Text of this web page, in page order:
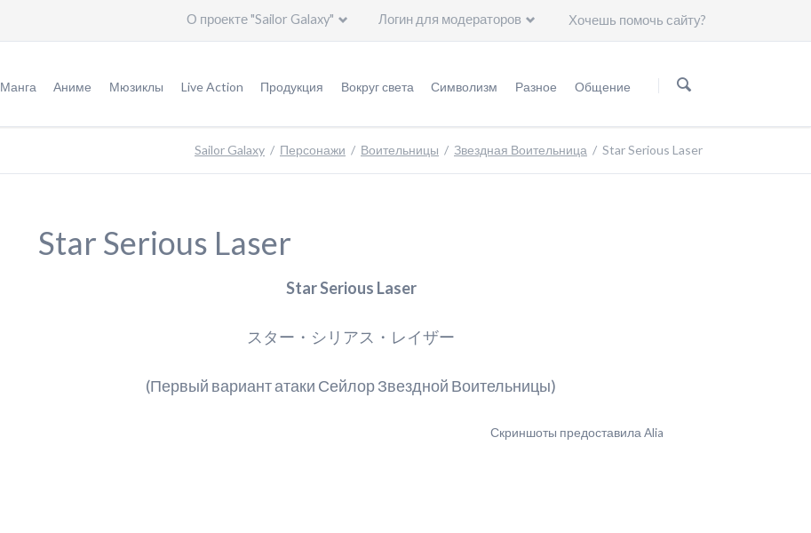
Хочешь помочь сайту?
Логин для модераторов
О проекте "Sailor Galaxy"
навигацию
Манга
Оригинальная версия
Переиздание: кандзэмбан
Отличия аниме от манги
Аниме
Оригинал аниме (1992 - 1997)
Ремейк "Кристалл" (2014 - ...)
Мюзиклы
Специальное видео
Создатели
Дополнительно
Live Action
Информация
Эпизоды
Создатели
Продукция
Игрушки
Вокруг света
Общая информация
Германия
Корея
США
Символизм
Мифология
Астрология
Цвет волос
Разное
Чему нас научили герои "Сейлор Мун"?
Общение
Группа ВKонтакте
Sailor Galaxy Персонажи Воительницы Звездная Воительница Star Serious Laser
Star Serious Laser
Star Serious Laser
スター・シリアス・レイザー
(Первый вариант атаки Сейлор Звездной Воительницы)
Скриншоты предоставила Alia